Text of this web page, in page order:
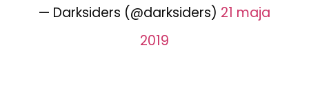
— Darksiders (@darksiders) 21 maja
2019